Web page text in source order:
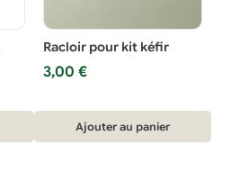
Racloir pour kit kéfir
3,00 €
Ajouter au panier